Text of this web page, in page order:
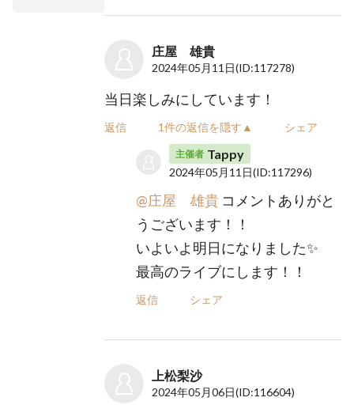
庄屋 雄貴
2024年05月11日(ID:117278)
当日楽しみにしています！
返信 1件の返信を隠す▲ シェア
主催者 Tappy
2024年05月11日(ID:117296)
@庄屋 雄貴 コメントありがと
うございます！！
いよいよ明日になりました✨
最高のライブにします！！
返信 シェア
上松梨沙
2024年05月06日(ID:116604)